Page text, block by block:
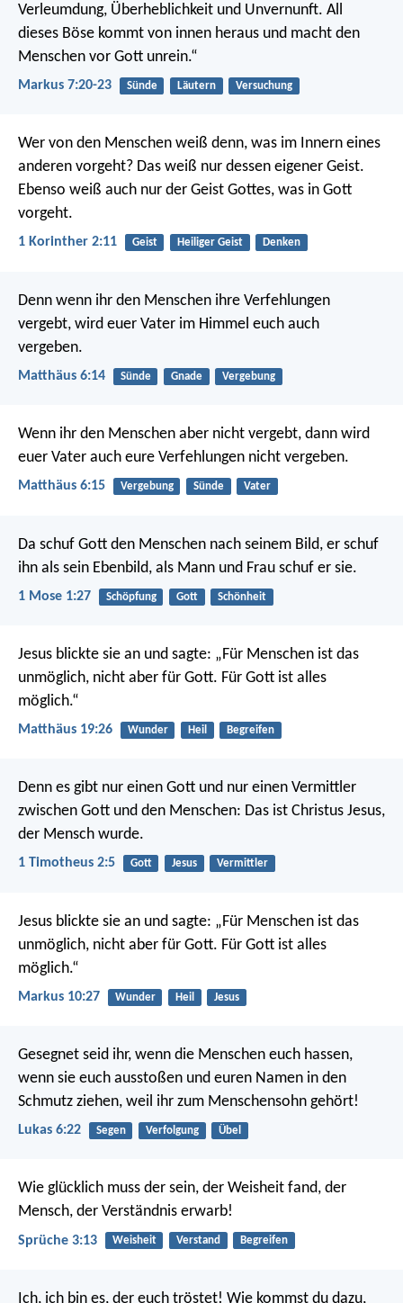
Verleumdung, Überheblichkeit und Unvernunft. All
dieses Böse kommt von innen heraus und macht den
Menschen vor Gott unrein.“
Markus 7:20-23 Sünde Läutern Versuchung
Wer von den Menschen weiß denn, was im Innern eines
anderen vorgeht? Das weiß nur dessen eigener Geist.
Ebenso weiß auch nur der Geist Gottes, was in Gott
vorgeht.
1 Korinther 2:11 Geist Heiliger Geist Denken
Denn wenn ihr den Menschen ihre Verfehlungen
vergebt, wird euer Vater im Himmel euch auch
vergeben.
Matthäus 6:14 Sünde Gnade Vergebung
Wenn ihr den Menschen aber nicht vergebt, dann wird
euer Vater auch eure Verfehlungen nicht vergeben.
Matthäus 6:15 Vergebung Sünde Vater
Da schuf Gott den Menschen nach seinem Bild, er schuf
ihn als sein Ebenbild, als Mann und Frau schuf er sie.
1 Mose 1:27 Schöpfung Gott Schönheit
Jesus blickte sie an und sagte: „Für Menschen ist das
unmöglich, nicht aber für Gott. Für Gott ist alles
möglich.“
Matthäus 19:26 Wunder Heil Begreifen
Denn es gibt nur einen Gott und nur einen Vermittler
zwischen Gott und den Menschen: Das ist Christus Jesus,
der Mensch wurde.
1 Timotheus 2:5 Gott Jesus Vermittler
Jesus blickte sie an und sagte: „Für Menschen ist das
unmöglich, nicht aber für Gott. Für Gott ist alles
möglich.“
Markus 10:27 Wunder Heil Jesus
Gesegnet seid ihr, wenn die Menschen euch hassen,
wenn sie euch ausstoßen und euren Namen in den
Schmutz ziehen, weil ihr zum Menschensohn gehört!
Lukas 6:22 Segen Verfolgung Übel
Wie glücklich muss der sein, der Weisheit fand, der
Mensch, der Verständnis erwarb!
Sprüche 3:13 Weisheit Verstand Begreifen
Ich, ich bin es, der euch tröstet! Wie kommst du dazu,